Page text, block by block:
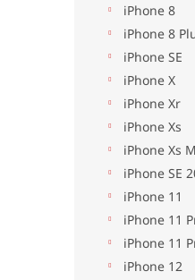
iPhone 8
iPhone 8
iPhone SE
iPhone X
iPhone Xr
iPhone Xs
iPhone Xs
iPhone SE
iPhone 11
iPhone 11
iPhone 11
iPhone 12